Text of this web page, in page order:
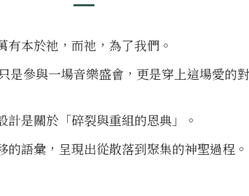
有本於祂，而祂，為了我們。
是參與一場音樂盛會，更是穿上這場愛的
計是關於「碎裂與重組的恩典」。
的語彙，呈現出從散落到聚集的神聖過程。